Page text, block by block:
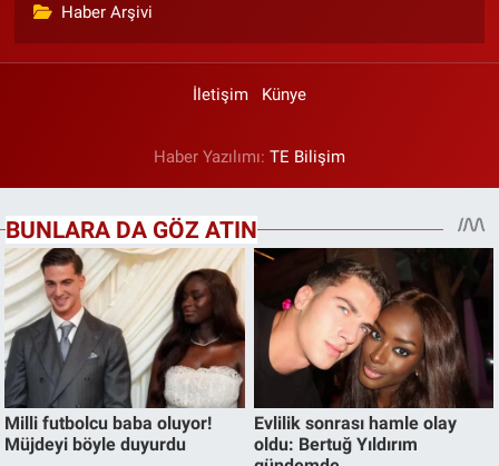
Haber Arşivi
İletişim Künye
Haber Yazılımı: TE Bilişim